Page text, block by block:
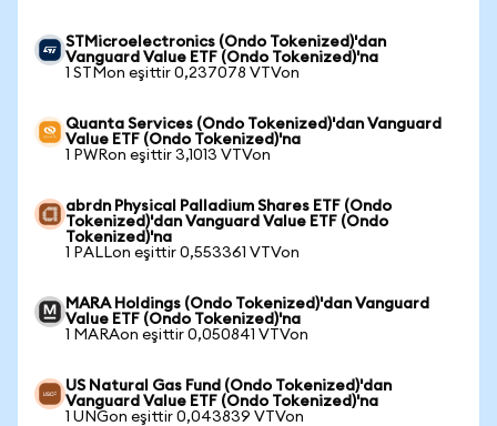
STMicroelectronics (Ondo Tokenized)'dan
Vanguard Value ETF (Ondo Tokenized)'na
1 STMon eşittir 0,237078 VTVon
Quanta Services (Ondo Tokenized)'dan Vanguard
Value ETF (Ondo Tokenized)'na
1 PWRon eşittir 3,1013 VTVon
abrdn Physical Palladium Shares ETF (Ondo
Tokenized)'dan Vanguard Value ETF (Ondo
Tokenized)'na
1 PALLon eşittir 0,553361 VTVon
MARA Holdings (Ondo Tokenized)'dan Vanguard
Value ETF (Ondo Tokenized)'na
1 MARAon eşittir 0,050841 VTVon
US Natural Gas Fund (Ondo Tokenized)'dan
Vanguard Value ETF (Ondo Tokenized)'na
1 UNGon eşittir 0,043839 VTVon